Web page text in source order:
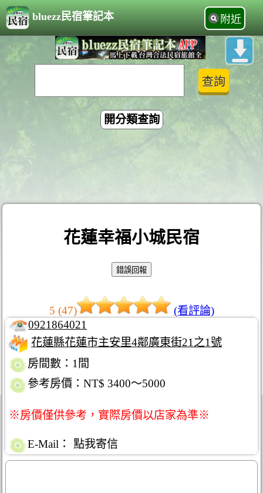
bluezz民宿筆記本 附近
開分類查詢
花蓮幸福小城民宿
5 (47)
(看評論)
0921864021
花蓮縣花蓮市主安里4鄰廣東街21之1號
房間數：1間
參考房價：NT$ 3400～5000
※房價僅供參考，實際房價以店家為準※
E-Mail： 點我寄信